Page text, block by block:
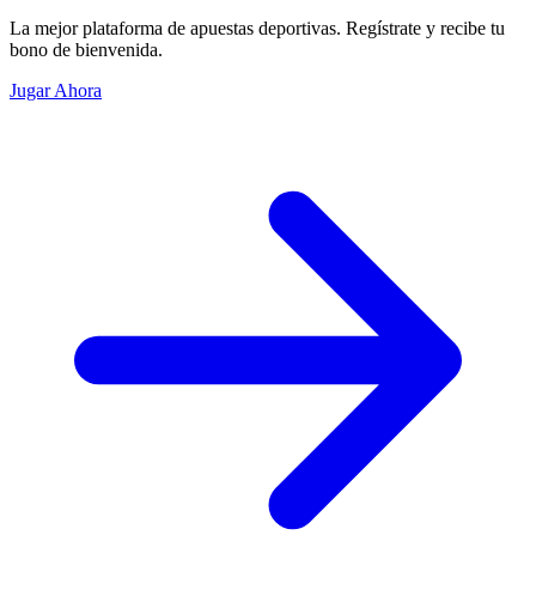
La mejor plataforma de apuestas deportivas. Regístrate y recibe tu
bono de bienvenida.
Jugar Ahora